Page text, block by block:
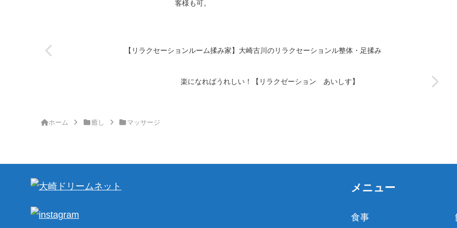
客様も可。
【リラクセーションルーム揉み家】大崎古川のリラクセーションル整体・足揉み
楽になればうれしい！【リラクゼーション あいしす】
ホーム 癒し マッサージ
メニュー
食事